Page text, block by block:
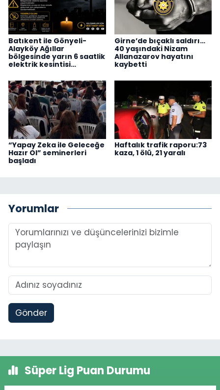
Batıkent ile Gönyeli-
Alayköy Ağıllar
bölgesinde yarın 6 saatlik
elektrik kesintisi…
Girne’de bıçaklı saldırı…
40 yaşındaki Nizam
Allanazarov hayatını
kaybetti
“Yapay Zeka ile Geleceğe
Hazır Ol” seminerleri
başladı
Haftalık trafik raporu:73
kaza, 1 ölü, 21 yaralı
Yorumlar
Gönder
Süper Lig Puan Durumu